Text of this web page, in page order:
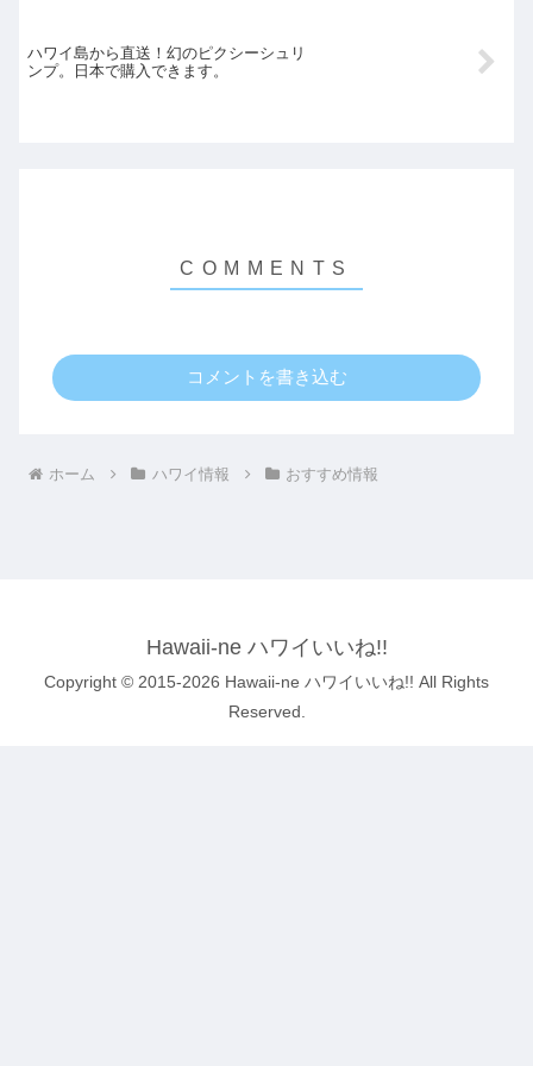
ハワイ島から直送！幻のピクシーシュリ
ンプ。日本で購入できます。
コメントを書き込む
ホーム ハワイ情報 おすすめ情報
Hawaii-ne ハワイいいね!!
Copyright © 2015-2026 Hawaii-ne ハワイいいね!! All Rights
Reserved.